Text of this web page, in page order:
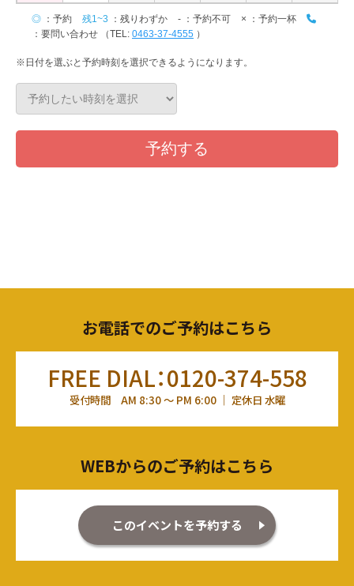
お電話でのご予約はこちら
FREE DIAL：0120-374-558
受付時間 AM 8:30 ～ PM 6:00 ｜ 定休日 水曜
WEBからのご予約はこちら
このイベントを予約する